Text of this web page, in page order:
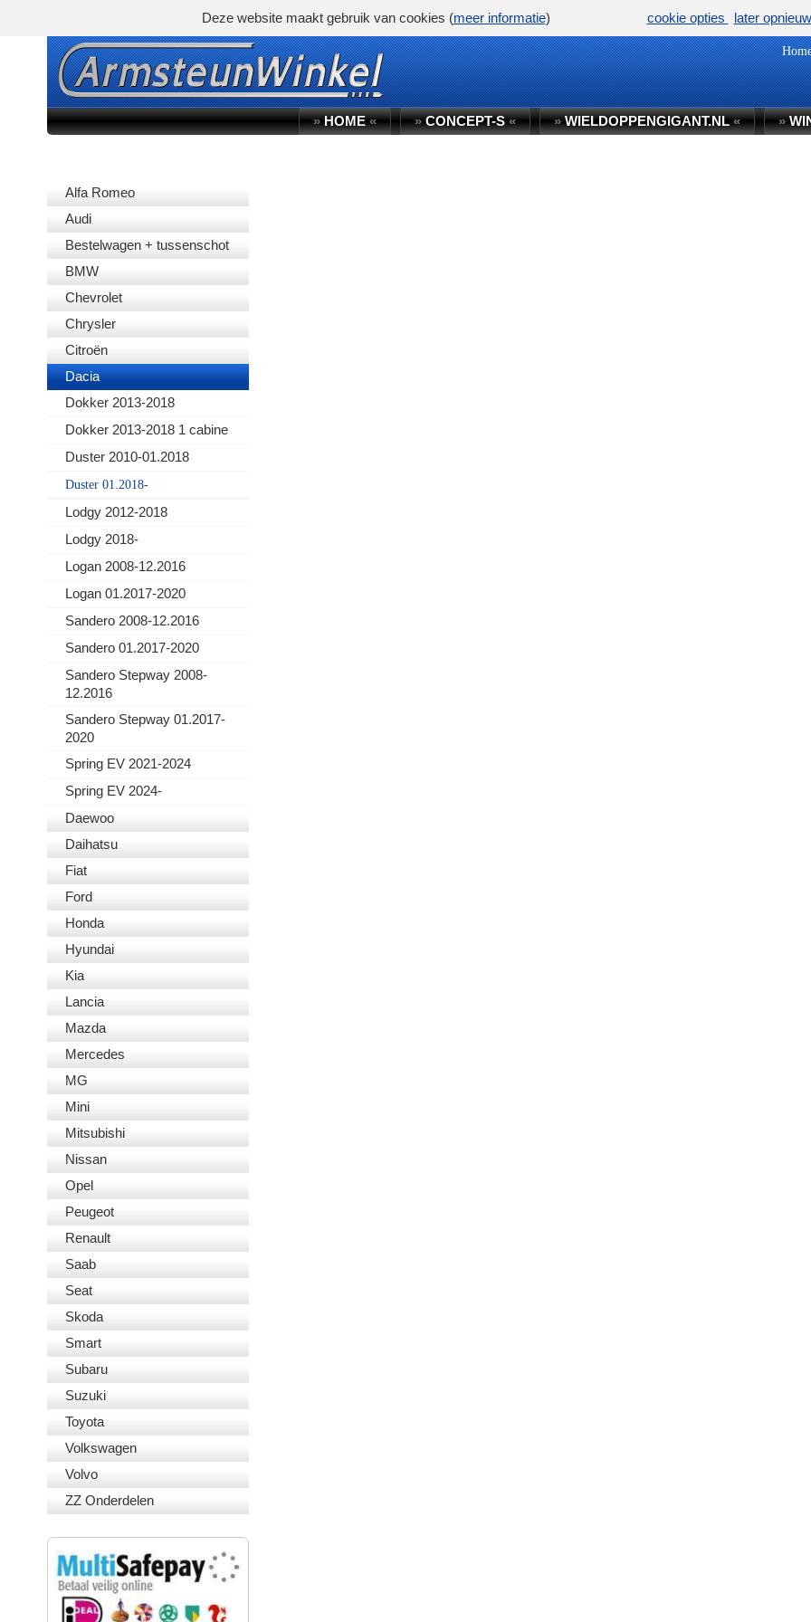
»HOME« »CONCEPT-S« »WIELDOPPENGIGANT.NL« »
Alfa Romeo
Audi
Bestelwagen + tussenschot
BMW
Chevrolet
Chrysler
Citroën
Dacia
Dokker 2013-2018
Dokker 2013-2018 1 cabine
Duster 2010-01.2018
Duster 01.2018-
Lodgy 2012-2018
Lodgy 2018-
Logan 2008-12.2016
Logan 01.2017-2020
Sandero 2008-12.2016
Sandero 01.2017-2020
Sandero Stepway 2008-
12.2016
Sandero Stepway 01.2017-
2020
Spring EV 2021-2024
Spring EV 2024-
Daewoo
Daihatsu
Fiat
Ford
Honda
Hyundai
Kia
Lancia
Mazda
Mercedes
MG
Mini
Mitsubishi
Nissan
Opel
Peugeot
Renault
Saab
Seat
Skoda
Smart
Subaru
Suzuki
Toyota
Volkswagen
Volvo
ZZ Onderdelen
Deze website maakt gebruik van cookies (meer informatie) cookie opties later